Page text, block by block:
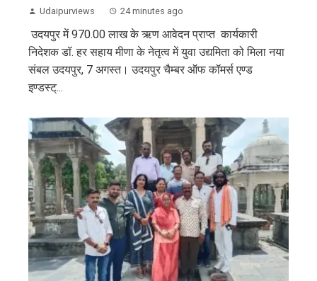
Udaipurviews 24 minutes ago
उदयपुर में 970.00 लाख के ऋण आवेदन प्राप्त कार्यकारी
निदेशक डॉ. हर सहाय मीणा के नेतृत्व में युवा उद्यमिता को मिला नया
संबल उदयपुर, 7 अगस्त। उदयपुर चैम्बर ऑफ कॉमर्स एण्ड
इण्डस्ट्...